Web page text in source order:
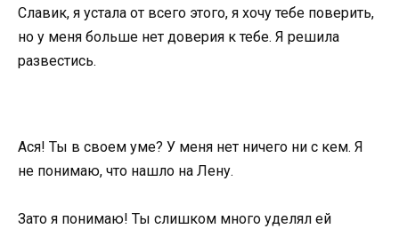
Славик, я устала от всего этого, я хочу тебе поверить,
но у меня больше нет доверия к тебе. Я решила
развестись.
Ася! Ты в своем уме? У меня нет ничего ни с кем. Я
не понимаю, что нашло на Лену.
Зато я понимаю! Ты слишком много уделял ей